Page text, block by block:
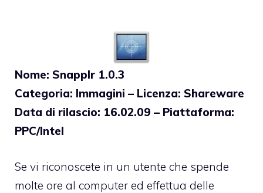
Nome: Snapplr 1.0.3
Categoria: Immagini – Licenza: Shareware
Data di rilascio: 16.02.09 – Piattaforma:
PPC/Intel
Se vi riconoscete in un utente che spende
molte ore al computer ed effettua delle